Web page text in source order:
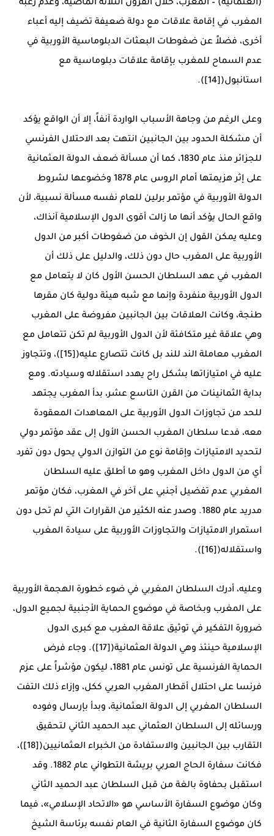
(العثمانية) – المغرب، خلال القرون الثلاثة الماضية، وعدم رغبة
المغرب في إقامة علاقات مع دولة ضعيفة تضيف إليه أعباء
أخرى، فضلاً عن ضغوطات البعثات الدبلوماسية الأوربية في
عدم السماح للمغرب بإقامة علاقات دبلوماسية مع
استانبول([14]).
وعلى الرغم من وجاهة الأسباب الواردة آنفاً، إلا أن الواقع يؤكد
أن مشكلة الحدود بين الجانبين انتهت بعد الاحتلال الفرنسي
للجزائر منذ عام 1830، كما أن مسألة ضعف الدولة العثمانية
على إثر هزيمتها أمام الروس عام 1878 وخضوعها لشروط
الدولة الأوربية في مؤتمر برلين للعام نفسه مسألة نسبية، لأن
واقع الحال يؤكد أنها ما زالت أقوى الدول الإسلامية آنذاك،
وعليه يمكن القول إن الخوف من ضغوطات أكبر من الدول
الأوربية على المغرب حال دون ذلك، والدليل على ذلك أن
المغرب في عهد السلطان الحسن الأول كان لا يتعامل مع
الدول الأوربية منفردة وإنما مع شبه هيئة دولية كان مقرها
طنجة، وكانت العلاقات بين الجانبين مفروضة على المغرب
وهي علاقة غير متكافئة لأن الدول الأوربية لم تكن تتعامل مع
المغرب معاملة الند للند بل كانت تتصارع عليه([15])، وتتجاوز
عليه في امتيازاتها بشكل راح يهدد استقلاله وسيادته. ومع
بداية الثمانينات من القرن التاسع عشر، بدأ المغرب يجتهد
للحد من تجاوزات الدول الأوربية على المعاهدات المعقودة
معه، فدعا سلطان المغرب الحسن الأول إلى عقد مؤتمر دولي
لتحديد الامتيازات وإقامة نوع من التوازن الدولي يحول دون تفرد
أي من الدول داخل المغرب وهو ما أطلق عليه السلطان
المغربي عدم تفضيل أجنبي على آخر في المغرب، فكان مؤتمر
مدريد عام 1880. وصدر عنه الكثير من القرارات التي لم تحل دون
استمرار الامتيازات والتجاوزات الأوربية على سيادة المغرب
واستقلاله([16]).
وعليه، أدرك السلطان المغربي في ضوء خطورة الهجمة الأوربية
على المغرب وبخاصة في موضوع الحماية الأجنبية لجميع الدول،
ضرورة التفكير في توثيق علاقة المغرب مع كبرى الدول
الإسلامية حينئذ وهي الدولة العثمانية([17]). وجاء فرض
الحماية الفرنسية على تونس عام 1881، ليكون مؤشراً على عزم
فرنسا على احتلال أقطار المغرب العربي ككل، وإزاء ذلك التفت
السلطان المغربي إلى الدولة العثمانية، وبدأ بإرسال وفوده
ورسائله إلى السلطان العثماني عبد الحميد الثاني لتحقيق
التقارب بين الجانبين والاستفادة من الخبراء العثمانيين([18])،
فكانت سفارة الحاج العربي بريشة التطواني عام 1882. وقد
استقبل بحفاوة بالغة من قبل السلطان عبد الحميد الثاني
وكان موضوع السفارة الأساسي هو «الاتحاد الإسلامي»، فيما
كان موضوع السفارة الثانية في العام نفسه برئاسة الشيخ